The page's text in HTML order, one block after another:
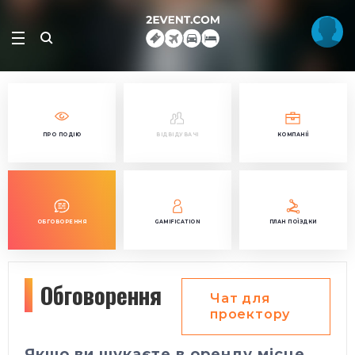
ПРО ПОДІЮ ВІДВІДУВАЧІ КОМПАНІЇ
ОБГОВОРЕННЯ GAMIFICATION ПЛАН ПОЇЗДКИ
Обговорення
Чат для
проектору